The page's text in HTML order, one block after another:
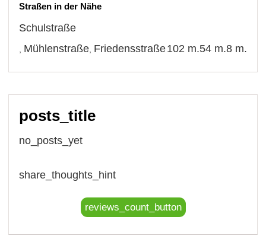
Straßen in der Nähe
Schulstraße
8 m.
Mühlenstraße 54 m.
Friedensstraße102 m.
posts_title
no_posts_yet
share_thoughts_hint
reviews_count_button